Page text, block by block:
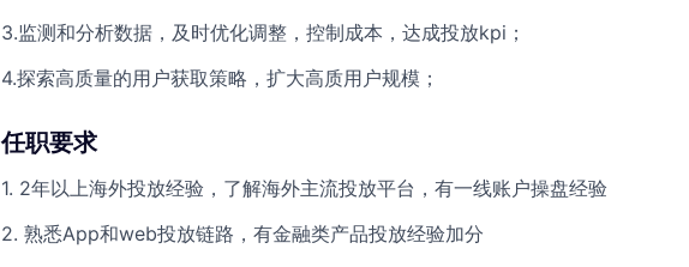
3.监测和分析数据，及时优化调整，控制成本，达成投放kpi；
4.探索高质量的用户获取策略，扩大高质用户规模；
任职要求
1. 2年以上海外投放经验，了解海外主流投放平台，有一线账户操盘经验
2. 熟悉App和web投放链路，有金融类产品投放经验加分